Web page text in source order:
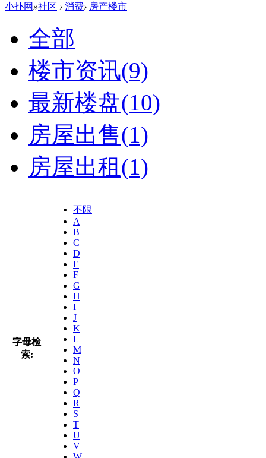
小扑网 »社区 › 消费› 房产楼市
全部
楼市资讯(9)
最新楼盘(10)
房屋出售(1)
房屋出租(1)
字母检
索:
不限
A
B
C
D
E
F
G
H
I
J
K
L
M
N
O
P
Q
R
S
T
U
V